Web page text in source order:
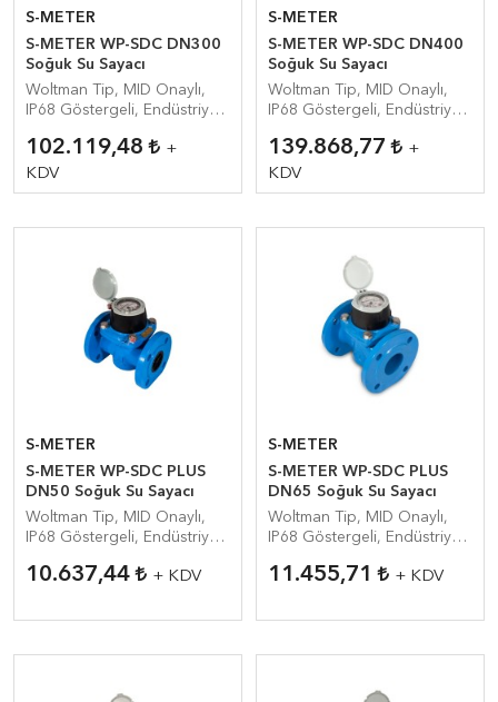
S-METER
S-METER WP-SDC DN300
Soğuk Su Sayacı
Woltman Tip, MID Onaylı,
IP68 Göstergeli, Endüstriyel
102.119,48
+
KDV
S-METER
S-METER WP-SDC DN400
Soğuk Su Sayacı
Woltman Tip, MID Onaylı,
IP68 Göstergeli, Endüstriyel
139.868,77
+
KDV
S-METER
S-METER WP-SDC PLUS
DN50 Soğuk Su Sayacı
Woltman Tip, MID Onaylı,
IP68 Göstergeli, Endüstriyel
10.637,44 + KDV
S-METER
S-METER WP-SDC PLUS
DN65 Soğuk Su Sayacı
Woltman Tip, MID Onaylı,
IP68 Göstergeli, Endüstriyel
11.455,71 + KDV